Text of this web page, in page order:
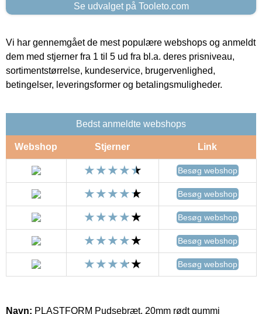
Se udvalget på Tooleto.com
Vi har gennemgået de mest populære webshops og anmeldt
dem med stjerner fra 1 til 5 ud fra bl.a. deres prisniveau,
sortimentstørrelse, kundeservice, brugervenlighed,
betingelser, leveringsformer og betalingsmuligheder.
Bedst anmeldte webshops
Webshop Stjerner Link
Besøg webshop
Besøg webshop
Besøg webshop
Besøg webshop
Besøg webshop
Navn: PLASTFORM Pudsebræt, 20mm rødt gummi